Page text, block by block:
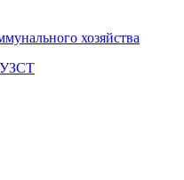
хозяйства
УЗСТ